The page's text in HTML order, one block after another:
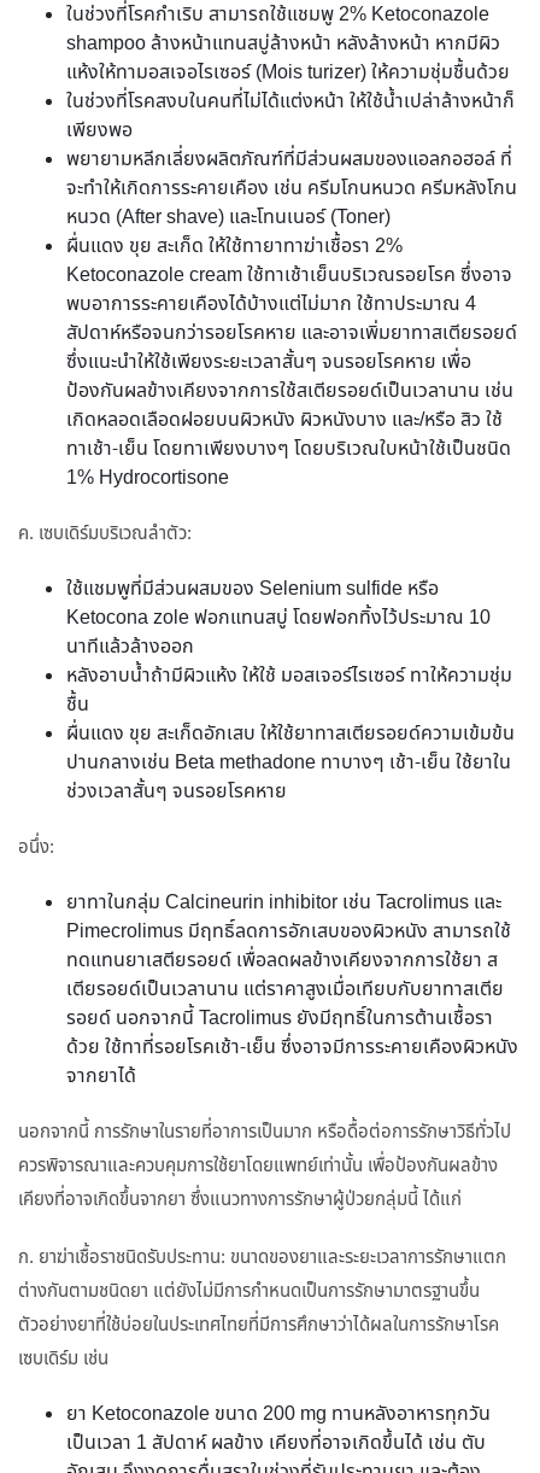
ในช่วงที่โรคกำเริบ สามารถใช้แชมพู 2% Ketoconazole
shampoo ล้างหน้าแทนสบู่ล้างหน้า หลังล้างหน้า หากมีผิว
แห้งให้ทามอสเจอไรเซอร์ (Mois turizer) ให้ความชุ่มชื้นด้วย
ในช่วงที่โรคสงบในคนที่ไม่ได้แต่งหน้า ให้ใช้น้ำเปล่าล้างหน้าก็
เพียงพอ
พยายามหลีกเลี่ยงผลิตภัณฑ์ที่มีส่วนผสมของแอลกอฮอล์ ที่
จะทำให้เกิดการระคายเคือง เช่น ครีมโกนหนวด ครีมหลังโกน
หนวด (After shave) และโทนเนอร์ (Toner)
ผื่นแดง ขุย สะเก็ด ให้ใช้ทายาทาฆ่าเชื้อรา 2%
Ketoconazole cream ใช้ทาเช้าเย็นบริเวณรอยโรค ซึ่งอาจ
พบอาการระคายเคืองได้บ้างแต่ไม่มาก ใช้ทาประมาณ 4
สัปดาห์หรือจนกว่ารอยโรคหาย และอาจเพิ่มยาทาสเตียรอยด์
ซึ่งแนะนำให้ใช้เพียงระยะเวลาสั้นๆ จนรอยโรคหาย เพื่อ
ป้องกันผลข้างเคียงจากการใช้สเตียรอยด์เป็นเวลานาน เช่น
เกิดหลอดเลือดฝอยบนผิวหนัง ผิวหนังบาง และ/หรือ สิว ใช้
ทาเช้า-เย็น โดยทาเพียงบางๆ โดยบริเวณใบหน้าใช้เป็นชนิด
1% Hydrocortisone
ค. เซบเดิร์มบริเวณลำตัว:
ใช้แชมพูที่มีส่วนผสมของ Selenium sulfide หรือ
Ketocona zole ฟอกแทนสบู่ โดยฟอกทิ้งไว้ประมาณ 10
นาทีแล้วล้างออก
หลังอาบน้ำถ้ามีผิวแห้ง ให้ใช้ มอสเจอร์ไรเซอร์ ทาให้ความชุ่ม
ชื้น
ผื่นแดง ขุย สะเก็ดอักเสบ ให้ใช้ยาทาสเตียรอยด์ความเข้มข้น
ปานกลางเช่น Beta methadone ทาบางๆ เช้า-เย็น ใช้ยาใน
ช่วงเวลาสั้นๆ จนรอยโรคหาย
อนึ่ง:
ยาทาในกลุ่ม Calcineurin inhibitor เช่น Tacrolimus และ
Pimecrolimus มีฤทธิ์ลดการอักเสบของผิวหนัง สามารถใช้
ทดแทนยาเสตียรอยด์ เพื่อลดผลข้างเคียงจากการใช้ยา ส
เตียรอยด์เป็นเวลานาน แต่ราคาสูงเมื่อเทียบกับยาทาสเตีย
รอยด์ นอกจากนี้ Tacrolimus ยังมีฤทธิ์ในการต้านเชื้อรา
ด้วย ใช้ทาที่รอยโรคเช้า-เย็น ซึ่งอาจมีการระคายเคืองผิวหนัง
จากยาได้
นอกจากนี้ การรักษาในรายที่อาการเป็นมาก หรือดื้อต่อการรักษาวิธีทั่วไป
ควรพิจารณาและควบคุมการใช้ยาโดยแพทย์เท่านั้น เพื่อป้องกันผลข้าง
เคียงที่อาจเกิดขึ้นจากยา ซึ่งแนวทางการรักษาผู้ป่วยกลุ่มนี้ ได้แก่
ก. ยาฆ่าเชื้อราชนิดรับประทาน: ขนาดของยาและระยะเวลาการรักษาแตก
ต่างกันตามชนิดยา แต่ยังไม่มีการกำหนดเป็นการรักษามาตรฐานขึ้น
ตัวอย่างยาที่ใช้บ่อยในประเทศไทยที่มีการศึกษาว่าได้ผลในการรักษาโรค
เซบเดิร์ม เช่น
ยา Ketoconazole ขนาด 200 mg ทานหลังอาหารทุกวัน
เป็นเวลา 1 สัปดาห์ ผลข้าง เคียงที่อาจเกิดขึ้นได้ เช่น ตับ